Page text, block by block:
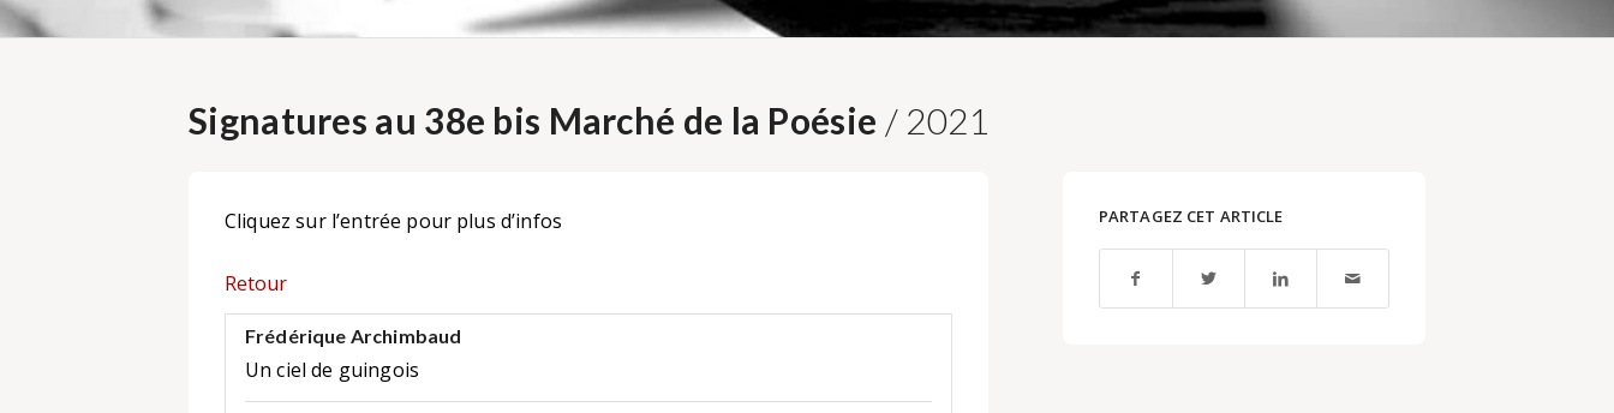
Signatures au 38e bis Marché de la Poésie / 2021
Cliquez sur l’entrée pour plus d’infos
Retour
Frédérique Archimbaud
Un ciel de guingois
PARTAGEZ CET ARTICLE